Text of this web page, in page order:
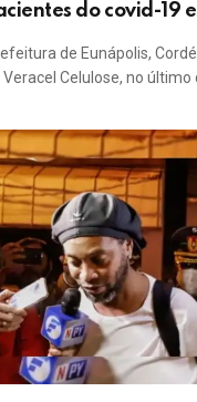
do covid-19
de Eunápolis,
Celulose, no último